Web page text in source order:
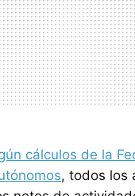
cálculos de la
, todos los